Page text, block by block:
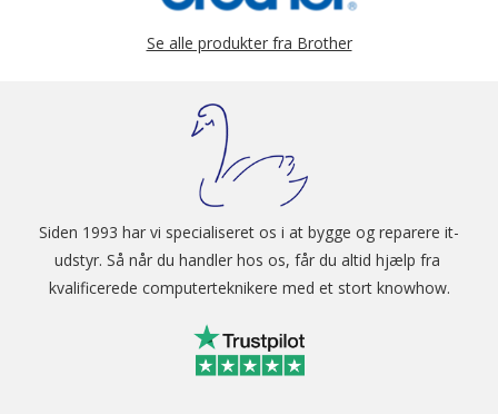
Se alle produkter fra Brother
Siden 1993 har vi specialiseret os i at bygge og reparere it-
udstyr. Så når du handler hos os, får du altid hjælp fra
kvalificerede computerteknikere med et stort knowhow.